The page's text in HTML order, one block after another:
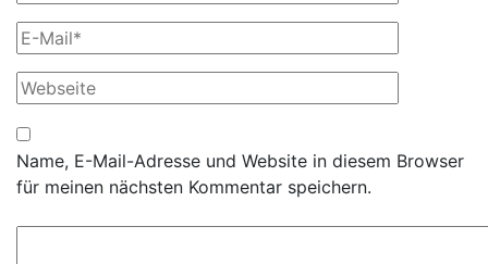
Name, E-Mail-Adresse und Website in diesem Browser
für meinen nächsten Kommentar speichern.